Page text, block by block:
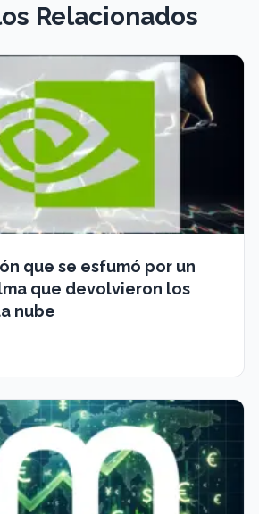
Relacionados
que se esfumó por un
que devolvieron los
nube